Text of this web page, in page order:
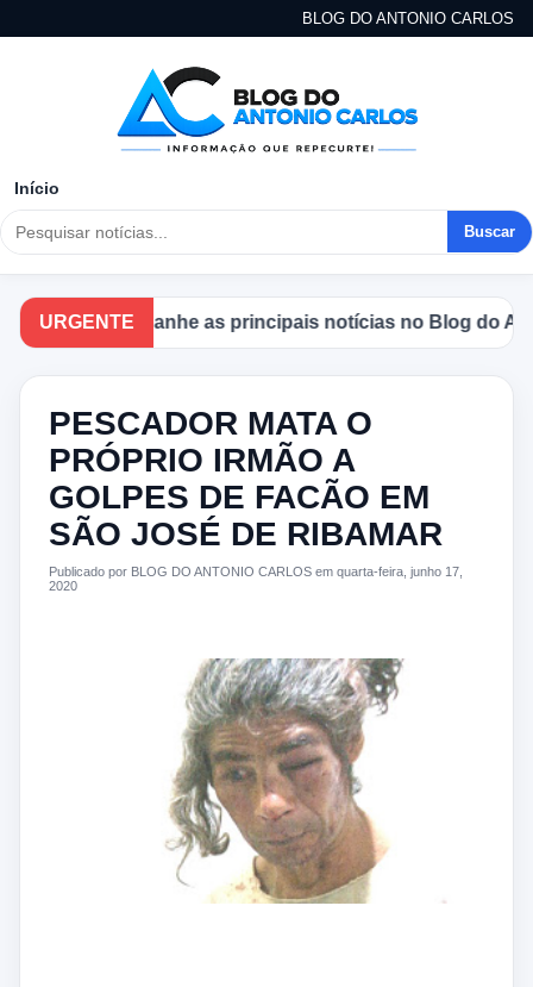
BLOG DO ANTONIO CARLOS
Início
Buscar
URGENTE
Acompanhe as principais notícias no Blog do
PESCADOR MATA O
PRÓPRIO IRMÃO A
GOLPES DE FACÃO EM
SÃO JOSÉ DE RIBAMAR
Publicado por BLOG DO ANTONIO CARLOS em quarta-feira, junho 17,
2020